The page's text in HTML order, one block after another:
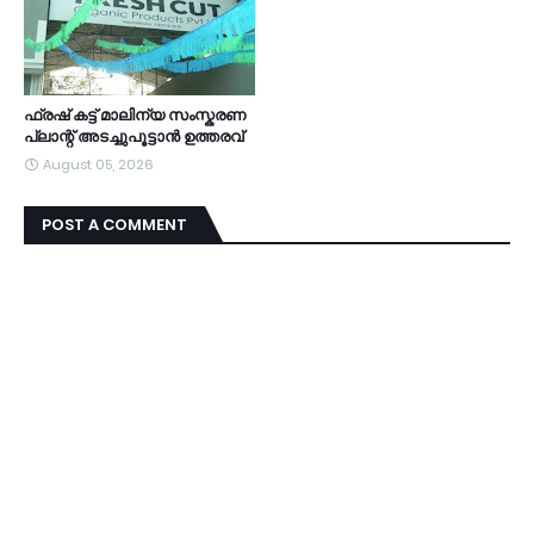
ഫ്രഷ് കട്ട് മാലിന്യ സംസ്കരണ
പ്ലാന്റ് അടച്ചുപൂട്ടാൻ ഉത്തരവ്
August 05, 2026
POST A COMMENT